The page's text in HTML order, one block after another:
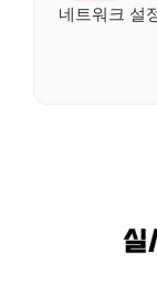
네트워크 설